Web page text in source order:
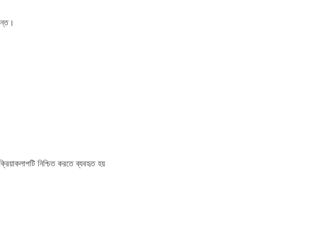
নিশ্চিত করতে ব্যবহৃত হয়